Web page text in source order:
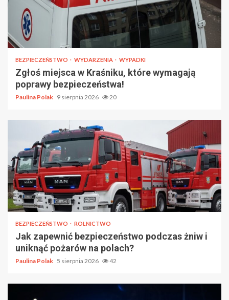
BEZPIECZEŃSTWO WYDARZENIA WYPADKI
Zgłoś miejsca w Kraśniku, które wymagają
poprawy bezpieczeństwa!
Paulina Polak 9 sierpnia 2026 20
BEZPIECZEŃSTWO ROLNICTWO
Jak zapewnić bezpieczeństwo podczas żniw i
uniknąć pożarów na polach?
Paulina Polak 5 sierpnia 2026 42